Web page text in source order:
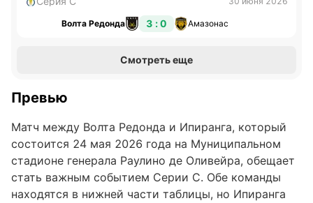
Волта Редонда 3 : 0 Амазонас
Смотреть еще
Превью
Матч между Волта Редонда и Ипиранга, который
состоится 24 мая 2026 года на Муниципальном
стадионе генерала Раулино де Оливейра, обещает
стать важным событием Серии С. Обе команды
находятся в нижней части таблицы, но Ипиранга